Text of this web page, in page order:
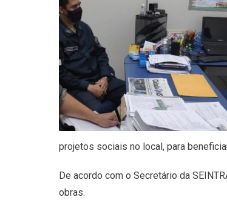
projetos sociais no local, para
De acordo com o Secretário da
obras.